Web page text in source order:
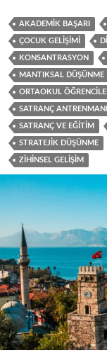
AKADEMIK BAŞARI
ÇOCUK GELIŞIMI
KONSANTRASYON
MANTIKSAL DÜŞÜNME
ORTAOKUL
SATRANÇ ANTRENMANI
SATRANÇ VE EĞITIM
STRATEJIK DÜŞÜNME
ZIHINSEL GELIŞIM